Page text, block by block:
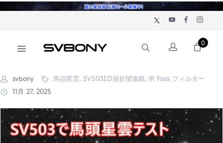
0
svbony
馬頭星雲, SV503ED屈折望遠鏡, IR Pass フィルター
11月 27, 2025